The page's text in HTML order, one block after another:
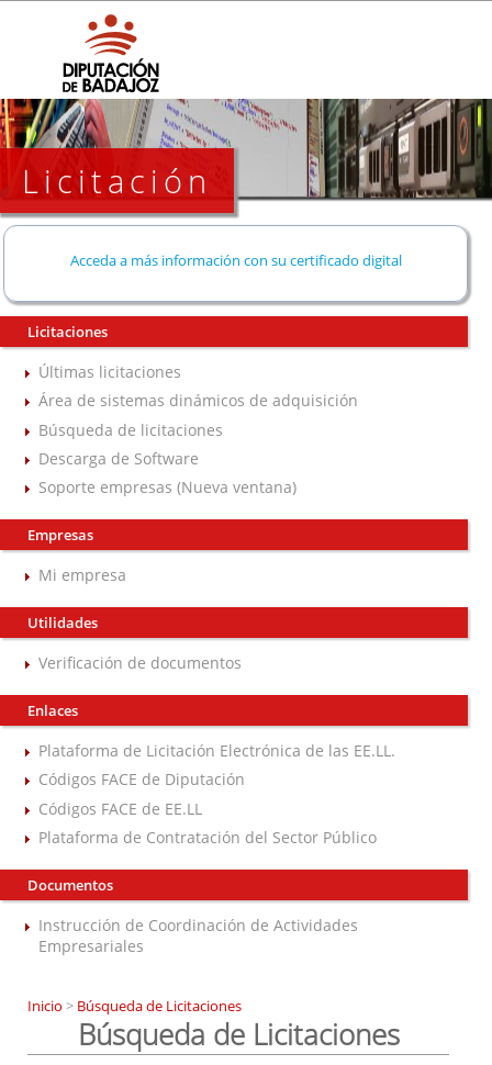
Licitación
Acceda a más información con su certificado digital
Licitaciones
Últimas licitaciones
Área de sistemas dinámicos de adquisición
Búsqueda de licitaciones
Descarga de Software
Soporte empresas (Nueva ventana)
Empresas
Mi empresa
Utilidades
Verificación de documentos
Enlaces
Plataforma de Licitación Electrónica de las EE.LL.
Códigos FACE de Diputación
Códigos FACE de EE.LL
Plataforma de Contratación del Sector Público
Documentos
Instrucción de Coordinación de Actividades
Empresariales
Inicio > Búsqueda de Licitaciones
Búsqueda de Licitaciones